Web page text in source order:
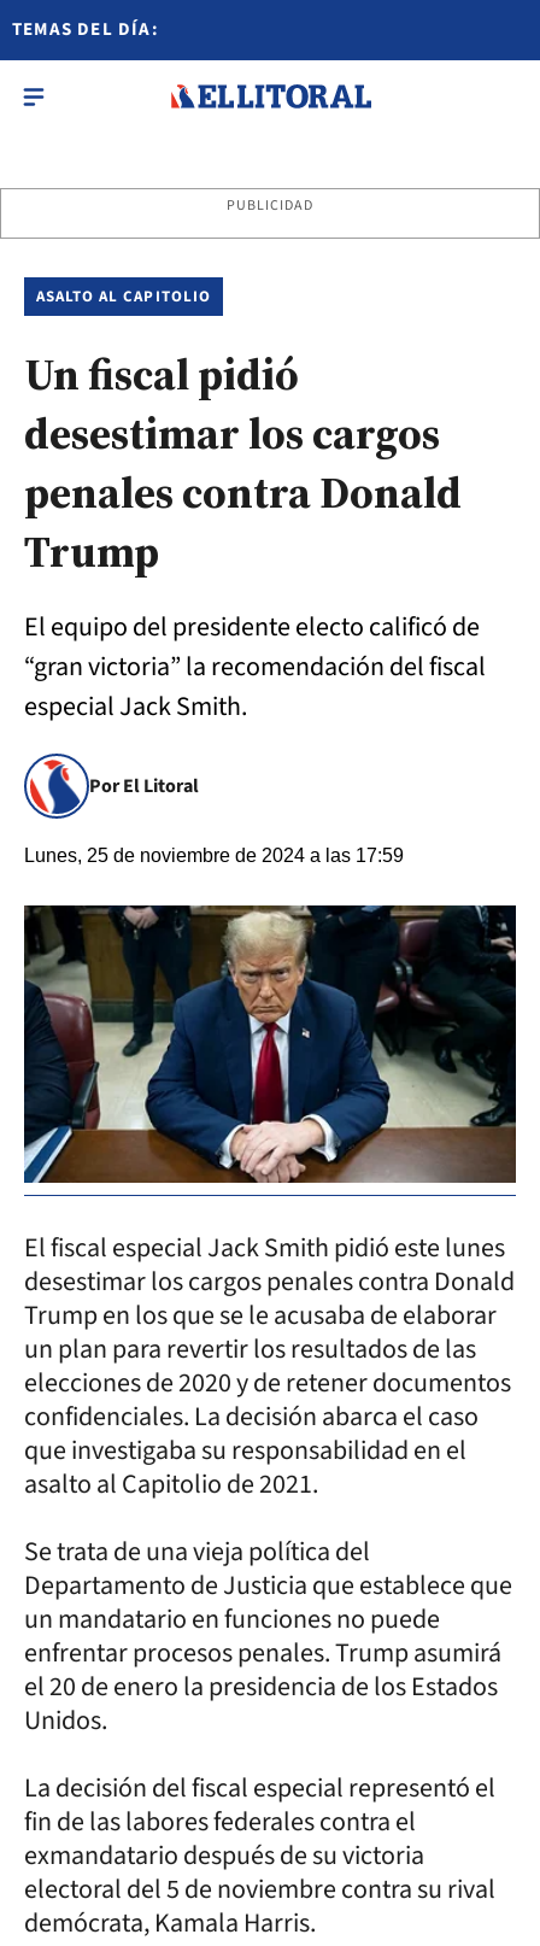
TEMAS DEL DÍA:
PUBLICIDAD
ASALTO AL CAPITOLIO
Un fiscal pidió
desestimar los cargos
penales contra Donald
Trump
El equipo del presidente electo calificó de
“gran victoria” la recomendación del fiscal
especial Jack Smith.
Por El Litoral
Lunes, 25 de noviembre de 2024 a las 17:59
El fiscal especial Jack Smith pidió este lunes
desestimar los cargos penales contra Donald
Trump en los que se le acusaba de elaborar
un plan para revertir los resultados de las
elecciones de 2020 y de retener documentos
confidenciales. La decisión abarca el caso
que investigaba su responsabilidad en el
asalto al Capitolio de 2021.
Se trata de una vieja política del
Departamento de Justicia que establece que
un mandatario en funciones no puede
enfrentar procesos penales. Trump asumirá
el 20 de enero la presidencia de los Estados
Unidos.
La decisión del fiscal especial representó el
fin de las labores federales contra el
exmandatario después de su victoria
electoral del 5 de noviembre contra su rival
demócrata, Kamala Harris.